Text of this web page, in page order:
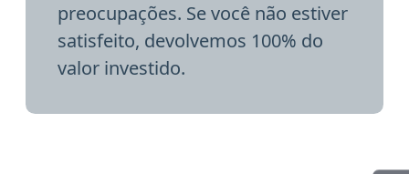
preocupações. Se você não estiver
satisfeito, devolvemos 100% do
valor investido.